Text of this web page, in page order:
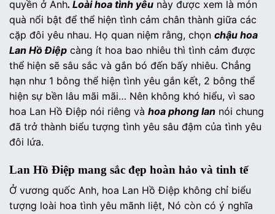
quyền ở Anh. Loài hoa tình yêu này được xem là món
quà nổi bật để thể hiện tình cảm chân thành giữa các
cặp đôi yêu nhau. Họ quan niệm rằng, chọn chậu hoa
Lan Hồ Điệp càng ít hoa bao nhiêu thì tình cảm được
thể hiện sẽ sâu sắc và gắn bó đến bấy nhiêu. Chẳng
hạn như 1 bông thể hiện tình yêu gắn kết, 2 bông thể
hiện sự bền lâu mãi mãi… Nên không khó hiểu, vì sao
hoa Lan Hồ Điệp nói riêng và hoa phong lan nói chung
đã trở thành biểu tượng tình yêu sâu đậm của tình yêu
đôi lứa.
Lan Hồ Điệp mang sắc đẹp hoàn hảo và tinh tế
Ở vương quốc Anh, hoa Lan Hồ Điệp không chỉ biểu
tượng loài hoa tình yêu mãnh liệt, Nó còn có ý nghĩa